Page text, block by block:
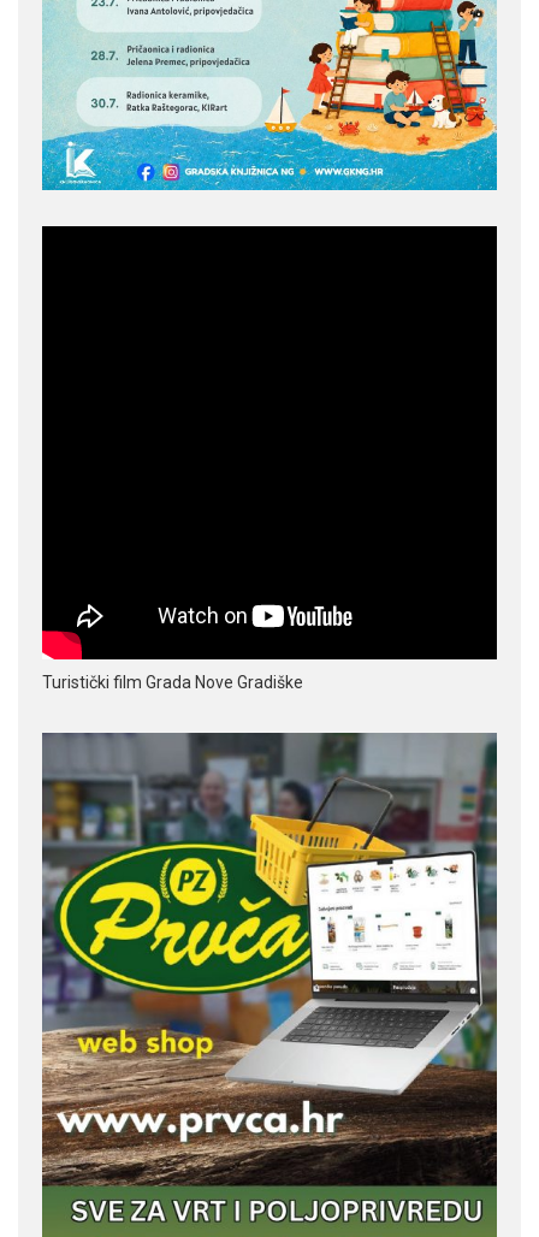
Turistički film Grada Nove Gradiške